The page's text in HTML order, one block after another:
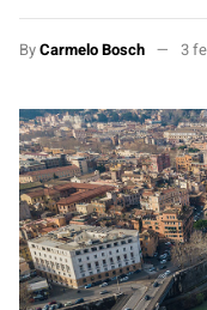
ByCarmelo Bosch 3